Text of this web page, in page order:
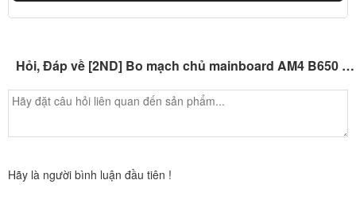
Hỏi, Đáp về [2ND] Bo mạch chủ mainboard AM4 B650 Asus, Gigabyte, MSI, Asrock, Biostar, Colorful, Galax, Jginyue,...
Hãy là người bình luận đầu tiên !